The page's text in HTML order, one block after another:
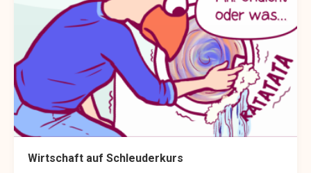
Wirtschaft auf Schleuderkurs